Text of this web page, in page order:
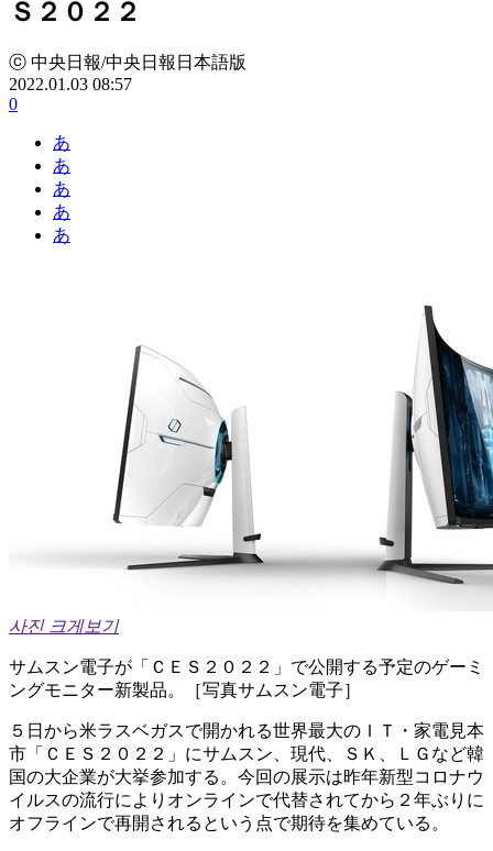
Ｓ２０２２
ⓒ 中央日報/中央日報日本語版
2022.01.03 08:57
0
あ
あ
あ
あ
あ
사진 크게보기
サムスン電子が「ＣＥＳ２０２２」で公開する予定のゲーミ
ングモニター新製品。［写真サムスン電子］
５日から米ラスベガスで開かれる世界最大のＩＴ・家電見本
市「ＣＥＳ２０２２」にサムスン、現代、ＳＫ、ＬＧなど韓
国の大企業が大挙参加する。今回の展示は昨年新型コロナウ
イルスの流行によりオンラインで代替されてから２年ぶりに
オフラインで再開されるという点で期待を集めている。